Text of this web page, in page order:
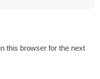
this browser for the next